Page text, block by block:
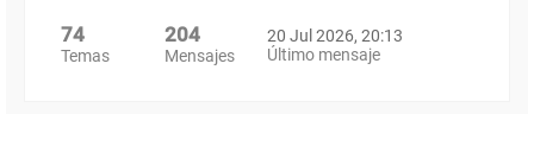
74
Temas
204
Mensajes
20 Jul 2026, 20:13
Último mensaje